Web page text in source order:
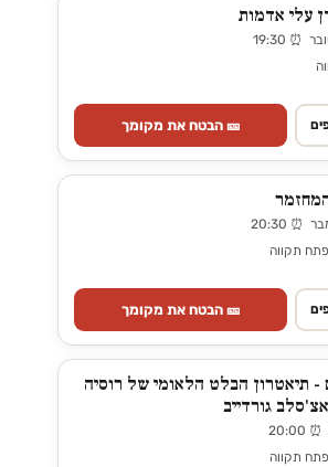
עלי אדמות
🎫 הבטח את מקומך
תקווה
🎫 הבטח את מקומך
- תיאטרון הבלט הלאומי של רוסיה
גורדייב
תקווה